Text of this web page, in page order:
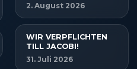
2. August 2026
WIR VERPFLICHTEN
TILL JACOBI!
31. Juli 2026